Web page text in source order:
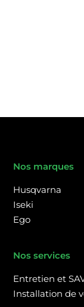
Nos marques
Husqvarna
Iseki
Ego
Nos services
Entretien et
Installation de